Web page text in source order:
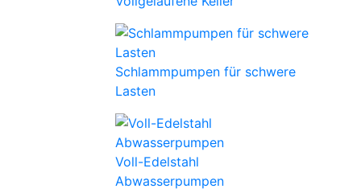
Schlammpumpen für schwere
Lasten
Voll-Edelstahl
Abwasserpumpen